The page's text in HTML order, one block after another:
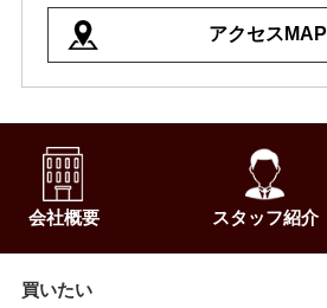
アクセスMAP
会社概要 スタッフ紹介
買いたい